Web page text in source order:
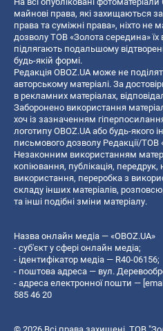
майнові права, які захищаються
права та суміжні права», ніхто не
дозволу ТОВ «Золота середина»
підлягають подальшому
будь-якій формі.
Редакція OBOZ.UA може не
авторському матеріалі. За
в рекламних матеріалах,
Заборонено використання
хоч із зазначенням
логотипу OBOZ.UA або будь-якого
письмового дозволу Редакції/ТОВ
Незаконним використанням
копiювання, публiкацiя, передрук,
використання, переробка з
складу інших матеріалів,
та інші подібні зміни матеріалу.
Назва онлайн медіа — «OBOZ.UA»
- суб'єкт у сфері онлайн медіа;
- ідентифікатор медіа — R40-06156;
- поштова адреса — вул.
- адреса електронної пошти —
585 46 20